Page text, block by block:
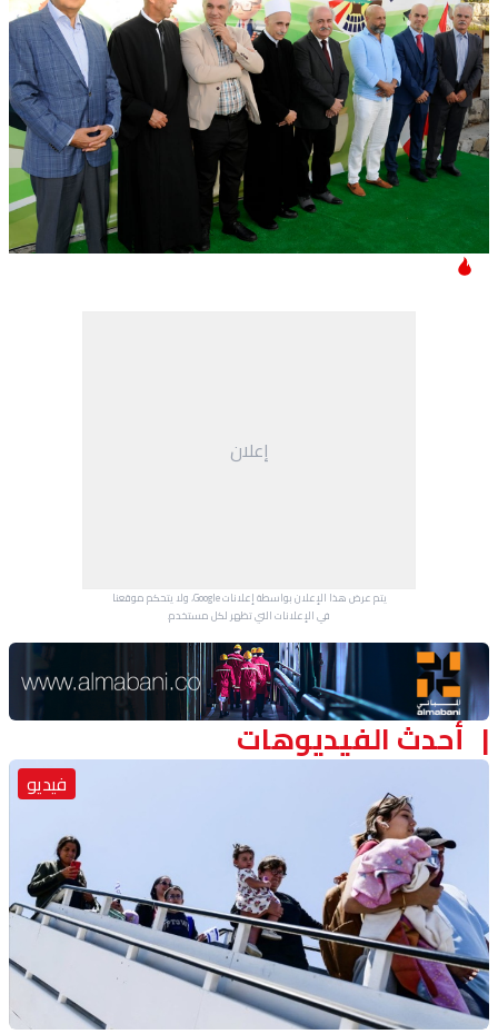
إعلان
يتم عرض هذا الإعلان بواسطة إعلانات Google، ولا يتحكم موقعنا
في الإعلانات التي تظهر لكل مستخدم.
Advertisement Section
أحدث الفيديوهات
فيديو